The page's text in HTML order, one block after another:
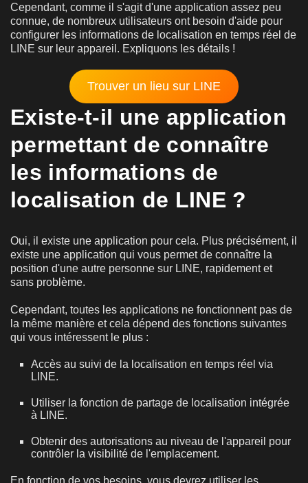
Cependant, comme il s'agit d'une application assez peu
connue, de nombreux utilisateurs ont besoin d'aide pour
configurer les informations de localisation en temps réel de
LINE sur leur appareil. Expliquons les détails !
Trouver un lieu sur LINE
Existe-t-il une application
permettant de connaître
les informations de
localisation de LINE ?
Oui, il existe une application pour cela. Plus précisément, il
existe une application qui vous permet de connaître la
position d'une autre personne sur LINE, rapidement et
sans problème.
Cependant, toutes les applications ne fonctionnent pas de
la même manière et cela dépend des fonctions suivantes
qui vous intéressent le plus :
Accès au suivi de la localisation en temps réel via
LINE.
Utiliser la fonction de partage de localisation intégrée
à LINE.
Obtenir des autorisations au niveau de l'appareil pour
contrôler la visibilité de l'emplacement.
En fonction de vos besoins, vous devrez utiliser les